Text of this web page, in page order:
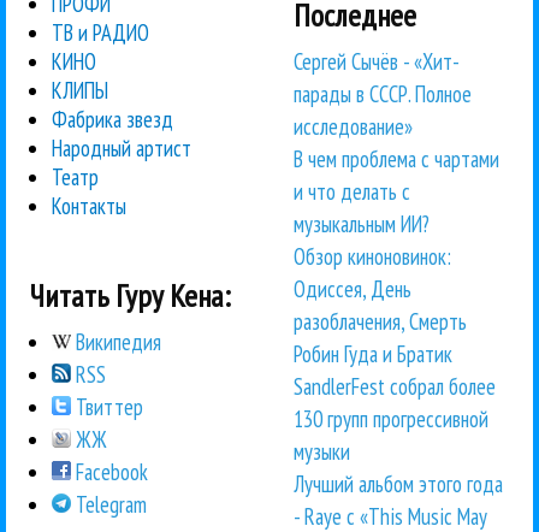
ТВ и РАДИО
КИНО
КЛИПЫ
Фабрика звезд
Народный артист
Театр
Контакты
Читать Гуру Кена:
Википедия
RSS
Твиттер
ЖЖ
Facebook
Telegram
Последнее
Сергей Сычёв - «Хит-
парады в СССР. Полное
исследование»
В чем проблема с чартами
и что делать с
музыкальным ИИ?
Обзор киноновинок:
Одиссея, День
разоблачения, Смерть
Робин Гуда и Братик
SandlerFest собрал более
130 групп прогрессивной
музыки
Лучший альбом этого года
- Raye с «This Music May